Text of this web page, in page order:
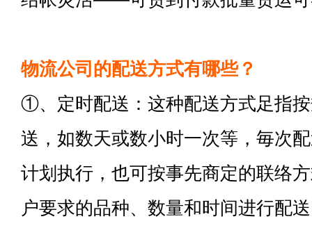
物流公司的配送方式有哪些？
①、定时配送：这种配送方式足指
送，如数天或数小时一次等，毎次
计划执行，也可按事先商定的联络
户要求的品种、数量和时间进行配